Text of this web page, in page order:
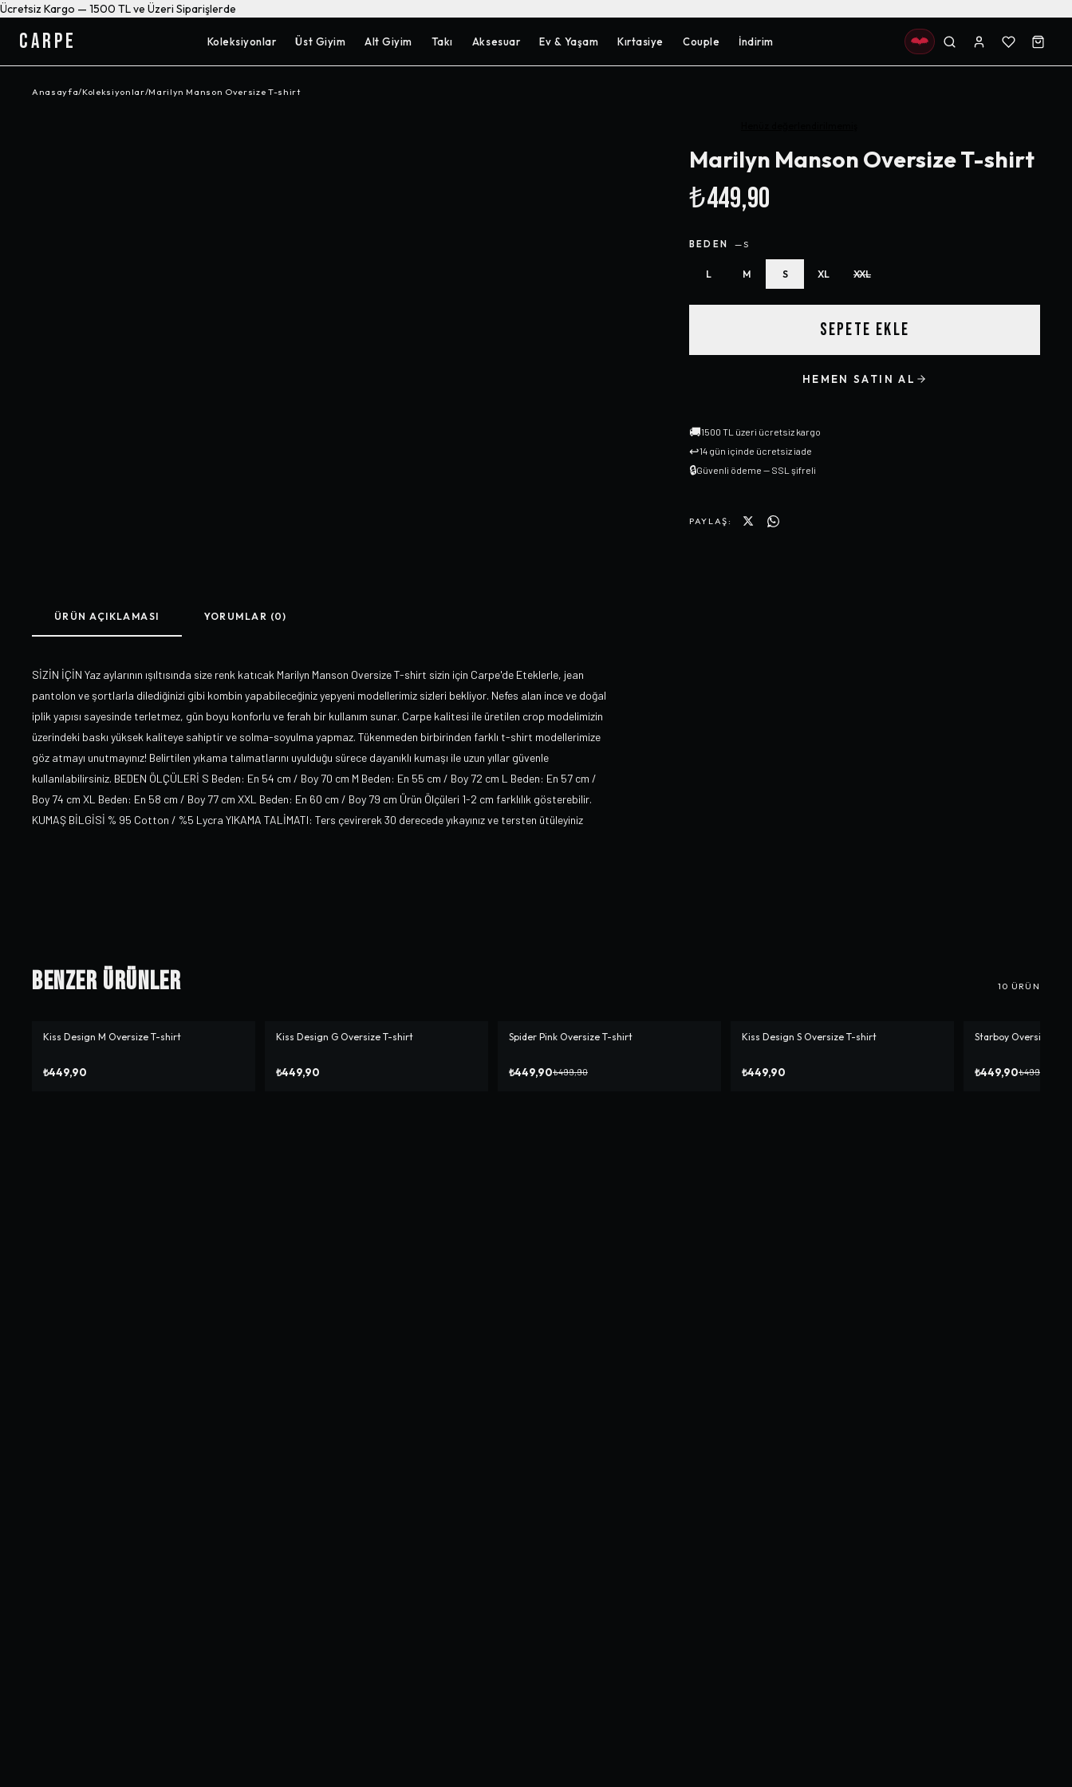
Ücretsiz Kargo — 1500 TL ve Üzeri Siparişlerde
CARPE Koleksiyonlar Üst Giyim Alt Giyim Takı Aksesuar Ev & Yaşam Kırtasiye Couple İndirim
Anasayfa/Koleksiyonlar/Marilyn Manson Oversize T-shirt
Marilyn Manson Oversize T-shirt
₺449,90
BEDEN —S
L M S XL XXL
SEPETE EKLE
HEMEN SATIN AL
🚚1500 TL üzeri ücretsiz kargo
↩14 gün içinde ücretsiz iade
🔒Güvenli ödeme — SSL şifreli
PAYLAŞ:
ÜRÜN AÇIKLAMASI YORUMLAR (0)
SİZİN İÇİN Yaz aylarının ışıltısında size renk katıcak Marilyn Manson Oversize T-shirt sizin için Carpe'de Eteklerle, jean
pantolon ve şortlarla dilediğinizi gibi kombin yapabileceğiniz yepyeni modellerimiz sizleri bekliyor. Nefes alan ince ve doğal
iplik yapısı sayesinde terletmez, gün boyu konforlu ve ferah bir kullanım sunar. Carpe kalitesi ile üretilen crop modelimizin
üzerindeki baskı yüksek kaliteye sahiptir ve solma-soyulma yapmaz. Tükenmeden birbirinden farklı t-shirt modellerimize
göz atmayı unutmayınız! Belirtilen yıkama talımatlarını uyulduğu sürece dayanıklı kumaşı ile uzun yıllar güvenle
kullanılabilirsiniz. BEDEN ÖLÇÜLERİ S Beden: En 54 cm / Boy 70 cm M Beden: En 55 cm / Boy 72 cm L Beden: En 57 cm /
Boy 74 cm XL Beden: En 58 cm / Boy 77 cm XXL Beden: En 60 cm / Boy 79 cm Ürün Ölçüleri 1-2 cm farklılık gösterebilir.
KUMAŞ BİLGİSİ % 95 Cotton / %5 Lycra YIKAMA TALİMATI: Ters çevirerek 30 derecede yıkayınız ve tersten ütüleyiniz
Benzer Ürünler 10 ÜRÜN
Kiss Design M Oversize T-shirt
₺449,90
Kiss Design G Oversize T-shirt
₺449,90
-%10
Spider Pink Oversize T-shirt
₺449,90₺499,90
Kiss Design S Oversize T-shirt
₺449,90
-%10
Starboy Oversize T-
₺449,90₺499,90